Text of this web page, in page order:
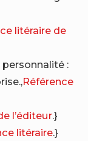
litéraire de
:
Référence
l’éditeur.}
litéraire.}